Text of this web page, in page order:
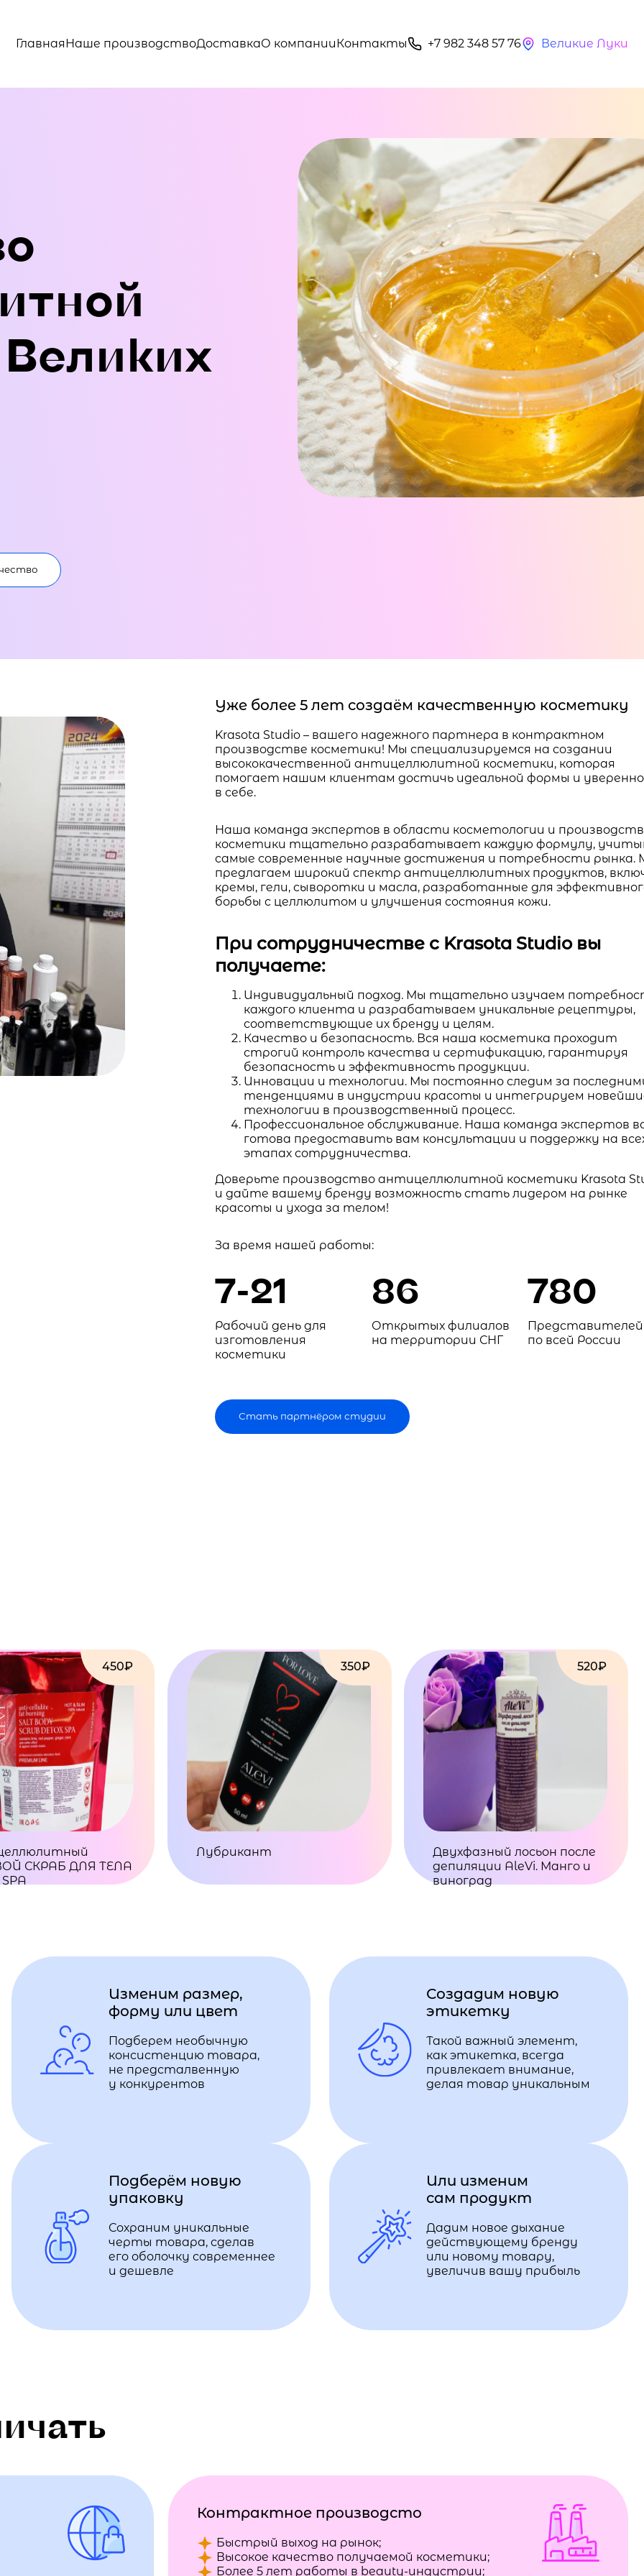
ГлавнаяНаше производствоДоставкаО компанииКонтакты +7 982 348 57 76 Великие Луки
Уже более 5 лет создаём качественную косметику
Krasota Studio – вашего надежного партнера в контрактном
производстве косметики! Мы специализируемся на создании
высококачественной антицеллюлитной косметики, которая
помогает нашим клиентам достичь идеальной формы и
в себе.
Наша команда экспертов в области косметологии и
косметики тщательно разрабатывает каждую формулу,
самые современные научные достижения и потребности рынка.
предлагаем широкий спектр антицеллюлитных продуктов,
кремы, гели, сыворотки и масла, разработанные для
борьбы с целлюлитом и улучшения состояния кожи.
При сотрудничестве с Krasota Studio вы
получаете:
Индивидуальный подход. Мы тщательно изучаем
каждого клиента и разрабатываем уникальные рецептуры,
соответствующие их бренду и целям.
Качество и безопасность. Вся наша косметика проходит
строгий контроль качества и сертификацию, гарантируя
безопасность и эффективность продукции.
Инновации и технологии. Мы постоянно следим за
тенденциями в индустрии красоты и интегрируем
технологии в производственный процесс.
Профессиональное обслуживание. Наша команда экспертов
готова предоставить вам консультации и поддержку на
этапах сотрудничества.
Доверьте производство антицеллюлитной косметики Krasota
и дайте вашему бренду возможность стать лидером на рынке
красоты и ухода за телом!
За время нашей работы:
7-21
Рабочий день для
изготовления
косметики
86
Открытых филиалов
на территории СНГ
780
Представителей
по всей России
Стать партнёром студии
450₽
СКРАБ ДЛЯ ТЕЛА
350₽
Лубрикант
520₽
Двухфазный лосьон после
депиляции AleVi. Манго и
виноград
Изменим размер,
форму или цвет
Подберем необычную
консистенцию товара,
не предсталвенную
у конкурентов
Создадим новую
этикетку
Такой важный элемент,
как этикетка, всегда
привлекает внимание,
делая товар уникальным
Подберём новую
упаковку
Сохраним уникальные
черты товара, сделав
его оболочку современнее
и дешевле
Или изменим
сам продукт
Дадим новое дыхание
действующему бренду
или новому товару,
увеличив вашу прибыль
Контрактное производсто
Быстрый выход на рынок;
Высокое качество получаемой косметики;
Более 5 лет работы в beauty-индустрии;